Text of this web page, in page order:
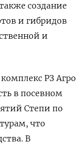
создание
и гибридов
и
РЗ Агро
в посевном
Степи по
что
В